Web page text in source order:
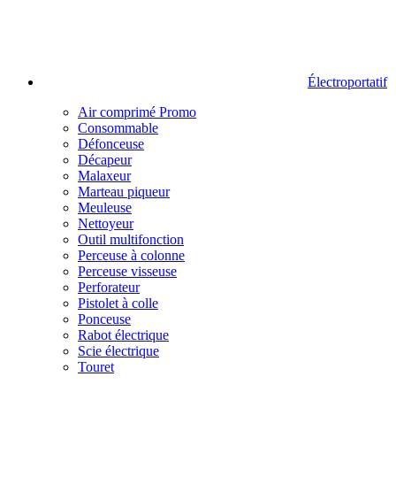
Électroportatif
Air comprimé Promo
Consommable
Défonceuse
Décapeur
Malaxeur
Marteau piqueur
Meuleuse
Nettoyeur
Outil multifonction
Perceuse à colonne
Perceuse visseuse
Perforateur
Pistolet à colle
Ponceuse
Rabot électrique
Scie électrique
Touret